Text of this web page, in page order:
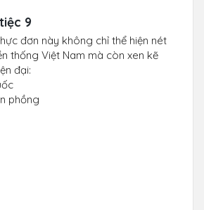
9
đơn này không chỉ thể hiện nét
thống Việt Nam mà còn xen kẽ
đại:
phồng